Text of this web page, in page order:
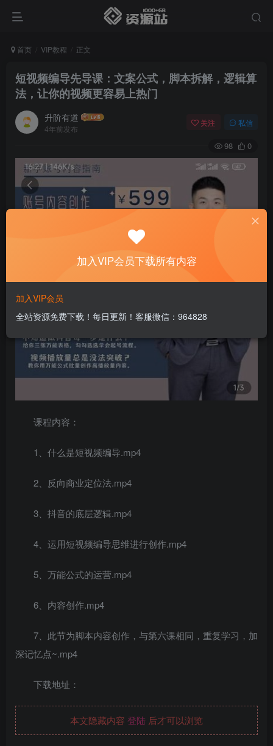
首页 VIP教程 正文
短视频编导先导课：​文案公式，脚本拆解，逻辑算
法，让你的视频更容易上热门
升阶有道
4年前发布
关注 私信
98 0
课程内容：
1、什么是短视频编导.mp4
2、反向商业定位法.mp4
3、抖音的底层逻辑.mp4
4、运用短视频编导思维进行创作.mp4
5、万能公式的运营.mp4
6、内容创作.mp4
7、此节为脚本内容创作，与第六课相同，重复学习，加
深记忆点~.mp4
下载地址：
本文隐藏内容 登陆 后才可以浏览
加入VIP会员下载所有内容
加入VIP会员
全站资源免费下载！每日更新！客服微信：964828